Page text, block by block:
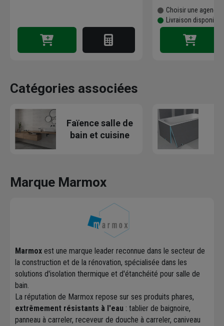
Choisir une agence
Livraison disponible
Catégories associées
Faïence salle de
bain et cuisine
Marque Marmox
Marmox est une marque leader reconnue dans le secteur de
la construction et de la rénovation, spécialisée dans les
solutions d'isolation thermique et d'étanchéité pour salle de
bain.
La réputation de Marmox repose sur ses produits phares,
extrêmement résistants à l'eau : tablier de baignoire,
panneau à carreler, receveur de douche à carreler, caniveau